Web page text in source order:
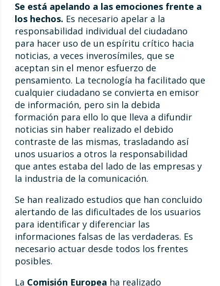
Se está apelando a las emociones frente a
los hechos. Es necesario apelar a la
responsabilidad individual del ciudadano
para hacer uso de un espíritu crítico hacia
noticias, a veces inverosímiles, que se
aceptan sin el menor esfuerzo de
pensamiento. La tecnología ha facilitado que
cualquier ciudadano se convierta en emisor
de información, pero sin la debida
formación para ello lo que lleva a difundir
noticias sin haber realizado el debido
contraste de las mismas, trasladando así
unos usuarios a otros la responsabilidad
que antes estaba del lado de las empresas y
la industria de la comunicación.
Se han realizado estudios que han concluido
alertando de las dificultades de los usuarios
para identificar y diferenciar las
informaciones falsas de las verdaderas. Es
necesario actuar desde todos los frentes
posibles.
La Comisión Europea ha realizado